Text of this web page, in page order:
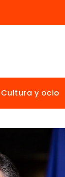
Cultura y ocio